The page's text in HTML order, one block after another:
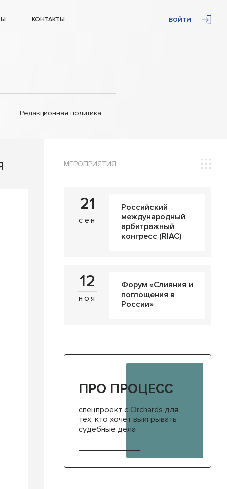
КОНТАКТЫ ВОЙТИ
Редакционная политика
МЕРОПРИЯТИЯ
21
сен
Российский
международный
арбитражный
конгресс (RIAC)
12
ноя
Форум «Слияния и
поглощения в
России»
ПРО ПРОЦЕСС
спецпроект с Orchards для
тех, кто хочет выигрывать
судебные дела